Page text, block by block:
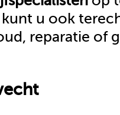
kunt u ook
reparatie of